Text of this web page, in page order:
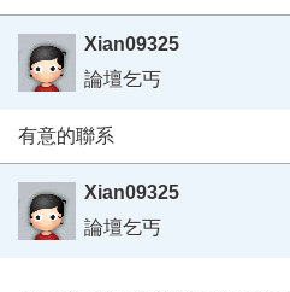
Xian09325
論壇乞丐
有意的聯系
Xian09325
論壇乞丐